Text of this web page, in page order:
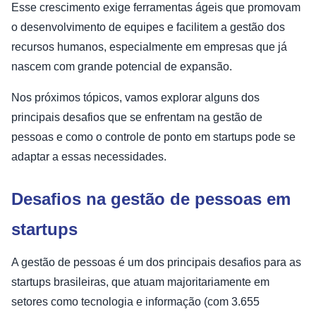
Esse crescimento exige ferramentas ágeis que promovam
o desenvolvimento de equipes e facilitem a gestão dos
recursos humanos, especialmente em empresas que já
nascem com grande potencial de expansão.
Nos próximos tópicos, vamos explorar alguns dos
principais desafios que se enfrentam na gestão de
pessoas e como o controle de ponto em startups pode se
adaptar a essas necessidades.
Desafios na gestão de pessoas em
startups
A gestão de pessoas é um dos principais desafios para as
startups brasileiras, que atuam majoritariamente em
setores como tecnologia e informação (com 3.655